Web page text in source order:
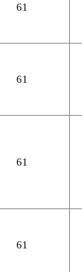
61
61
61
61